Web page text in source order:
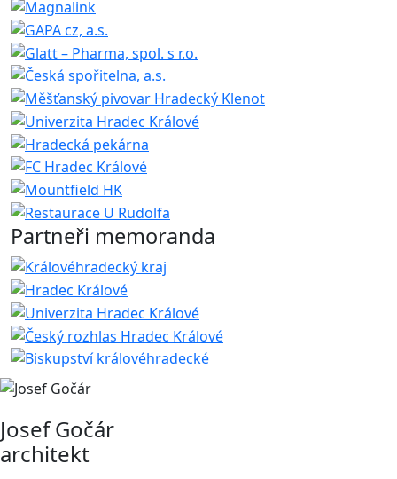
Partneři memoranda
Josef Gočár
architekt